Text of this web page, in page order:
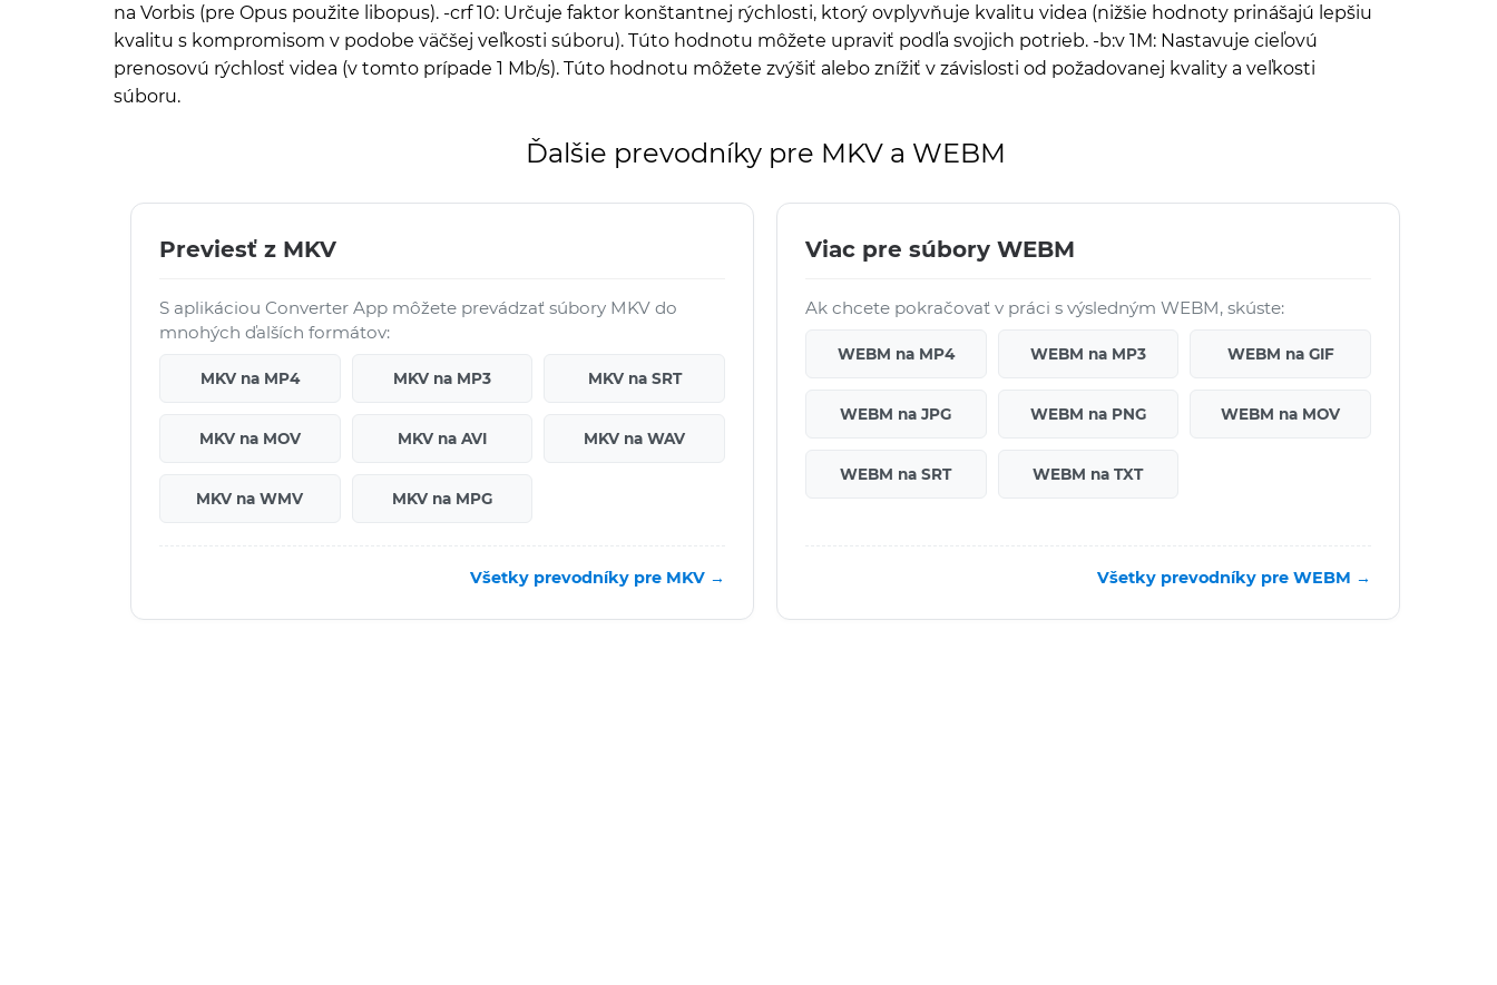
na Vorbis (pre Opus použite libopus). -crf 10: Určuje faktor konštantnej rýchlosti, ktorý ovplyvňuje kvalitu videa (nižšie hodnoty prinášajú lepšiu
kvalitu s kompromisom v podobe väčšej veľkosti súboru). Túto hodnotu môžete upraviť podľa svojich potrieb. -b:v 1M: Nastavuje cieľovú
prenosovú rýchlosť videa (v tomto prípade 1 Mb/s). Túto hodnotu môžete zvýšiť alebo znížiť v závislosti od požadovanej kvality a veľkosti
súboru.
Ďalšie prevodníky pre MKV a WEBM
Previesť z MKV
S aplikáciou Converter App môžete prevádzať súbory MKV do
mnohých ďalších formátov:
MKV na MP4 MKV na MP3 MKV na SRT
MKV na MOV MKV na AVI MKV na WAV
MKV na WMV MKV na MPG
Všetky prevodníky pre MKV →
Viac pre súbory WEBM
Ak chcete pokračovať v práci s výsledným WEBM, skúste:
WEBM na MP4 WEBM na MP3 WEBM na GIF
WEBM na JPG WEBM na PNG WEBM na MOV
WEBM na SRT WEBM na TXT
Všetky prevodníky pre WEBM →